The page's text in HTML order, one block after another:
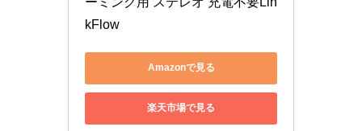
kFlow
Amazonで見る
楽天市場で見る